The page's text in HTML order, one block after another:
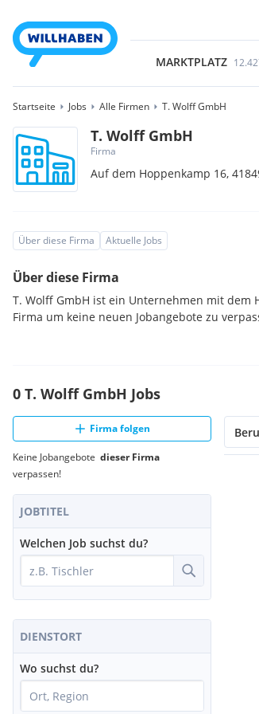
MARKTPLATZ
Startseite Jobs Alle Firmen T. Wolff GmbH
T. Wolff GmbH
Firma
Auf dem Hoppenkamp 16,
Über diese Firma Aktuelle Jobs
Über diese Firma
T. Wolff GmbH ist ein Unternehmen mit dem
Firma um keine neuen Jobangebote zu
0 T. Wolff GmbH Jobs
Firma folgen
Keine Jobangebote dieser Firma
verpassen!
JOBTITEL
Welchen Job suchst du?
DIENSTORT
Wo suchst du?